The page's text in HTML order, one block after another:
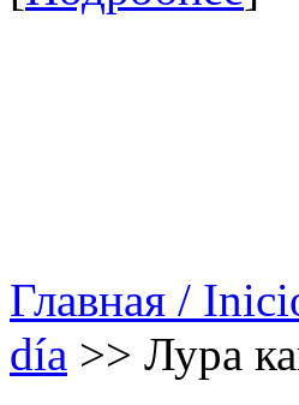
Главная /
día >> Лура